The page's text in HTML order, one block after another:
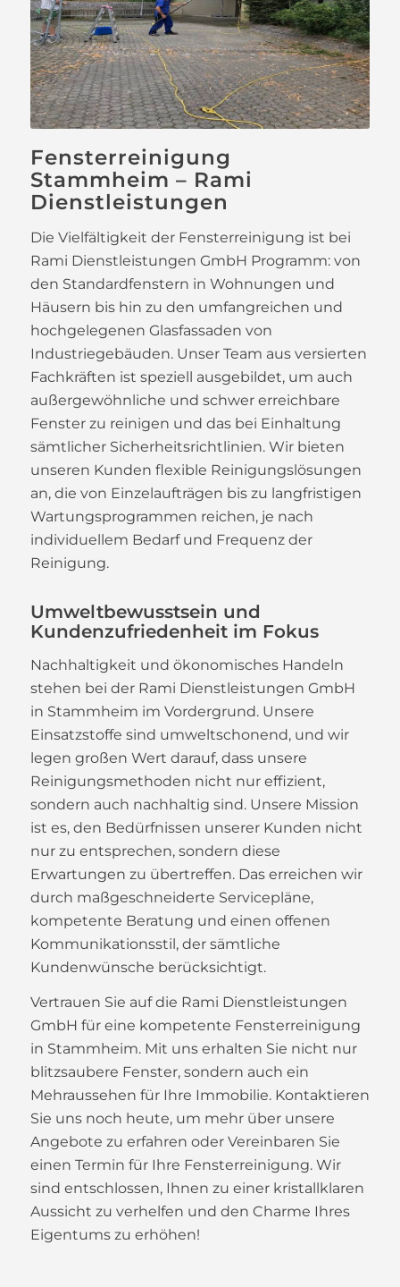
Fensterreinigung
Stammheim – Rami
Dienstleistungen
Die Vielfältigkeit der Fensterreinigung ist bei
Rami Dienstleistungen GmbH Programm: von
den Standardfenstern in Wohnungen und
Häusern bis hin zu den umfangreichen und
hochgelegenen Glasfassaden von
Industriegebäuden. Unser Team aus versierten
Fachkräften ist speziell ausgebildet, um auch
außergewöhnliche und schwer erreichbare
Fenster zu reinigen und das bei Einhaltung
sämtlicher Sicherheitsrichtlinien. Wir bieten
unseren Kunden flexible Reinigungslösungen
an, die von Einzelaufträgen bis zu langfristigen
Wartungsprogrammen reichen, je nach
individuellem Bedarf und Frequenz der
Reinigung.
Umweltbewusstsein und
Kundenzufriedenheit im Fokus
Nachhaltigkeit und ökonomisches Handeln
stehen bei der Rami Dienstleistungen GmbH
in Stammheim im Vordergrund. Unsere
Einsatzstoffe sind umweltschonend, und wir
legen großen Wert darauf, dass unsere
Reinigungsmethoden nicht nur effizient,
sondern auch nachhaltig sind. Unsere Mission
ist es, den Bedürfnissen unserer Kunden nicht
nur zu entsprechen, sondern diese
Erwartungen zu übertreffen. Das erreichen wir
durch maßgeschneiderte Servicepläne,
kompetente Beratung und einen offenen
Kommunikationsstil, der sämtliche
Kundenwünsche berücksichtigt.
Vertrauen Sie auf die Rami Dienstleistungen
GmbH für eine kompetente Fensterreinigung
in Stammheim. Mit uns erhalten Sie nicht nur
blitzsaubere Fenster, sondern auch ein
Mehraussehen für Ihre Immobilie. Kontaktieren
Sie uns noch heute, um mehr über unsere
Angebote zu erfahren oder Vereinbaren Sie
einen Termin für Ihre Fensterreinigung. Wir
sind entschlossen, Ihnen zu einer kristallklaren
Aussicht zu verhelfen und den Charme Ihres
Eigentums zu erhöhen!